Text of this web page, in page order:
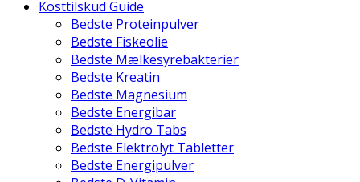
Kosttilskud Guide
Bedste Proteinpulver
Bedste Fiskeolie
Bedste Mælkesyrebakterier
Bedste Kreatin
Bedste Magnesium
Bedste Energibar
Bedste Hydro Tabs
Bedste Elektrolyt Tabletter
Bedste Energipulver